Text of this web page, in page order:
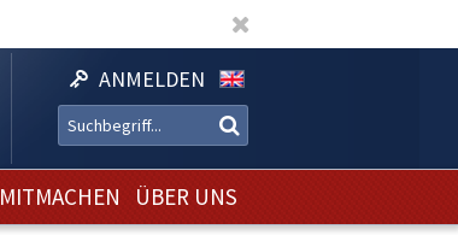
ANMELDEN
MITMACHEN ÜBER UNS